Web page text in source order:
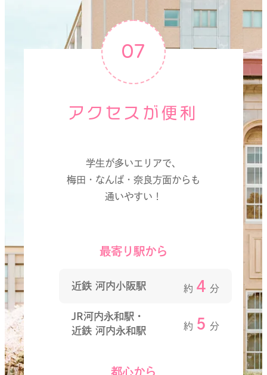
07
アクセスが便利
学生が多いエリアで、
梅田・なんば・奈良方面からも
通いやすい！
都心から
最寄り駅から
近鉄 河内小阪駅 約 4 分
JR河内永和駅・
近鉄 河内永和駅
約 5 分